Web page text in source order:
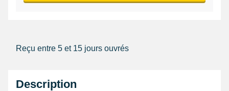
Reçu entre 5 et 15 jours ouvrés
Description